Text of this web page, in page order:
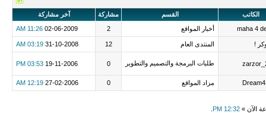
الكاتب القسم مشاركة
آخر مشاركة
maha 4
أخبار المواقع 2
02-06-2009
11:26 AM
! المنتدى العام 12
31-10-2008
03:19 AM
طلبات البرمجة والتصميم والتطوير 0
19-11-2006
03:53 PM
مزاد المواقع 0
27-02-2006
12:19 AM
الآن » 12:32 PM